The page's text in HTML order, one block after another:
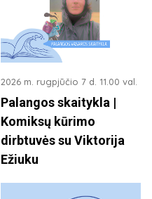
2026 m. rugpjūčio 7 d. 11.00 val.
Palangos skaitykla |
Komiksų kūrimo
dirbtuvės su Viktorija
Ežiuku